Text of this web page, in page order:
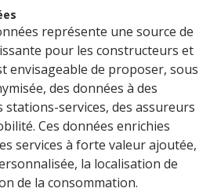
représente une source de
pour les constructeurs et
envisageable de proposer, sous
des données à des
stations-services, des assureurs
Ces données enrichies
services à forte valeur ajoutée,
la localisation de
de la consommation.